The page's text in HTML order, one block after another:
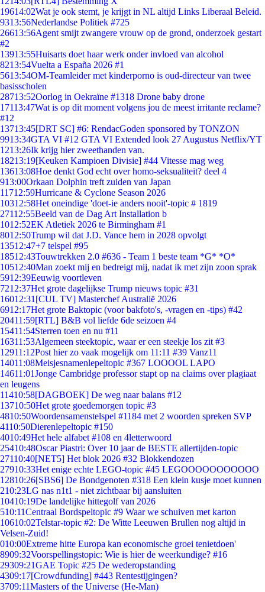
19614:02Wat je ook stemt, je krijgt in NL altijd Links Liberaal Beleid.
9313:56Nederlandse Politiek #725
26613:56Agent smijt zwangere vrouw op de grond, onderzoek gestart
#2
13913:55Huisarts doet haar werk onder invloed van alcohol
8213:54Vuelta a España 2026 #1
5613:54OM-Teamleider met kinderporno is oud-directeur van twee
basisscholen
28713:52Oorlog in Oekraïne #1318 Drone baby drone
17113:47Wat is op dit moment volgens jou de meest irritante reclame?
#12
13713:45[DRT SC] #6: RendacGoden sponsored by TONZON
9913:34GTA VI #12 GTA VI Extended look 27 Augustus Netflix/YT
1213:26Ik krijg hier zweethanden van.
18213:19[Keuken Kampioen Divisie] #44 Vitesse mag weg
13613:08Hoe denkt God echt over homo-seksualiteit? deel 4
913:00Orkaan Dolphin treft zuiden van Japan
11712:59Hurricane & Cyclone Season 2026
10312:58Het oneindige 'doet-ie anders nooit'-topic # 1819
27112:55Beeld van de Dag Art Installation b
1012:52EK Atletiek 2026 te Birmingham #1
8012:50Trump wil dat J.D. Vance hem in 2028 opvolgt
13512:47+7 telspel #95
18512:43Touwtrekken 2.0 #636 - Team 1 beste team *G* *O*
10512:40Man zoekt mij en bedreigt mij, nadat ik met zijn zoon sprak
5912:39Eeuwig voortleven
7212:37Het grote dagelijkse Trump nieuws topic #31
16012:31 [CUL TV] Masterchef Australië 2026
6912:17Het grote Baktopic (voor bakfoto's, -vragen en -tips) #42
20411:59[RTL] B&B vol liefde 6de seizoen #4
15411:54Sterren toen en nu #11
16311:53Algemeen steektopic, waar er een steekje los zit #3
12911:12Post hier zo vaak mogelijk om 11:11 #39 Vanz11
14011:08Meisjesnamenlepeltopic #367 LOOOOL LAPO
14611:01Jonge Cambridge professor stapt op na claims over plagiaat
en leugens
11410:58[DAGBOEK] De weg naar balans #12
13710:50Het grote goedemorgen topic #3
4810:50Woordensamenstelspel #1184 met 2 woorden spreken SVP
4110:50Dierenlepeltopic #150
4010:49Het hele alfabet #108 en 4letterwoord
25410:48Oscar Piastri: Over 10 jaar de BESTE allertijden-topic
27110:40[NET5] Het blok 2026 #32 Blokkendozen
27910:33Het enige echte LEGO-topic #45 LEGOOOOOOOOOOO
12810:26[SBS6] De Bondgenoten #318 Een klein kusje moet kunnen
210:23LG nas n1t1 - niet zichtbaar bij aansluiten
10410:19De landelijke hittegolf van 2026
510:11Centraal Bordspeltopic #9 Waar we schuiven met karton
10610:02Telstar-topic #2: De Witte Leeuwen Brullen nog altijd in
Velsen-Zuid!
010:00Extreme hitte Europa kan economische groei tenietdoen'
8909:32Voorspellingstopic: Wie is hier de weerkundige? #16
29309:21GAE Topic #25 De wederopstanding
4309:17[Crowdfunding] #443 Rentestijgingen?
3709:11Masters of the Universe (He-Man)